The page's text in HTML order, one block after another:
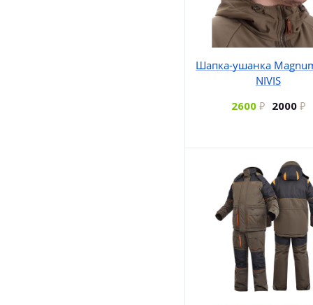
Шапка-ушанка
NIVIS
2600
2000